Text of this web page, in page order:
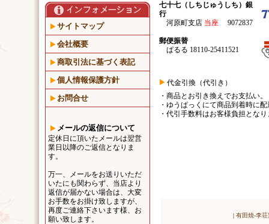
サイトマップ
会社概要
商取引法に基づく表記
個人情報保護方針
お問合せ
メールの返信について
定休日に頂いたメールは翌営
業日以降のご返信となりま
す。
万一、メールをお送りいただ
いたにも関わらず、当店より
返信が届かない場合は、大変
お手数をお掛け致しますが、
再度ご連絡下さいます様、お
願い致します。
七十七（しちじゅうしち）銀
行
河原町支店 当座 9072837
郵便振替
ぱるる 18110-25411521
代金引換（代引き）
・商品とお引き換えでお支払い。
・ゆうぱっくにて商品到着時に
・代引手数料はお客様負担とな
| 有田焼-李荘